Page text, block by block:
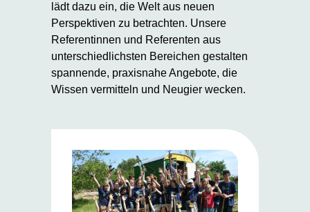
lädt dazu ein, die Welt aus neuen
Perspektiven zu betrachten. Unsere
Referentinnen und Referenten aus
unterschiedlichsten Bereichen gestalten
spannende, praxisnahe Angebote, die
Wissen vermitteln und Neugier wecken.